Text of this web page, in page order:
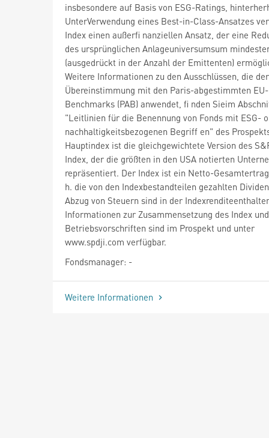
insbesondere auf Basis von ESG-Ratings,
UnterVerwendung eines Best-in-Class-Ansatzes
Index einen außerfi nanziellen Ansatz, der eine
des ursprünglichen Anlageuniversumsum
(ausgedrückt in der Anzahl der Emittenten)
Weitere Informationen zu den Ausschlüssen, die
Übereinstimmung mit den Paris-abgestimmten EU-
Benchmarks (PAB) anwendet, fi nden Sieim
"Leitlinien für die Benennung von Fonds mit ESG-
nachhaltigkeitsbezogenen Begriff en" des
Hauptindex ist die gleichgewichtete Version des
Index, der die größten in den USA notierten
repräsentiert. Der Index ist ein Netto-
h. die von den Indexbestandteilen gezahlten
Abzug von Steuern sind in der
Informationen zur Zusammensetzung des Index
Betriebsvorschriften sind im Prospekt und unter
www.spdji.com verfügbar.
Fondsmanager: -
Weitere Informationen